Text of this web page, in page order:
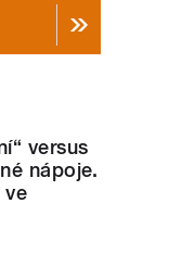
versus
nápoje.
ve